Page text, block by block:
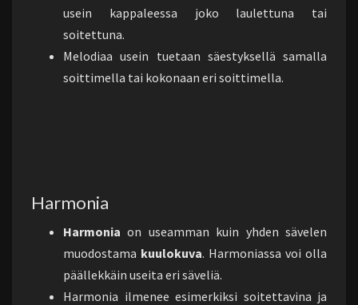
usein kappaleessa joko laulettuna tai
soitettuna.
Melodiaa usein tuetaan säestyksellä samalla
soittimella tai kokonaan eri soittimella.
Harmonia
Harmonia on useamman kuin yhden sävelen
muodostama kuulokuva. Harmoniassa voi olla
päällekkäin useita eri säveliä.
Harmonia ilmenee esimerkiksi soitettavina ja